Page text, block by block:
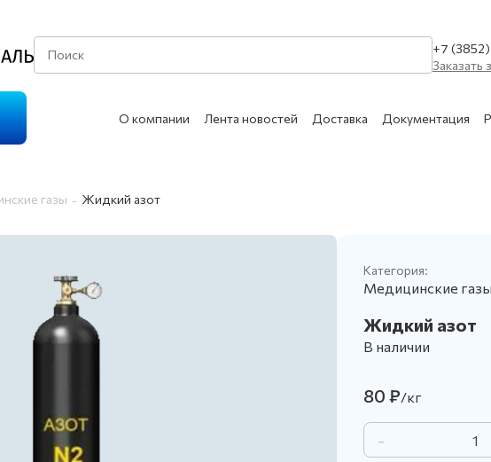
+7
Заказать
МЕДИЦИНСКИЕ
ГАЗОВЫЕ СМЕСИ
Ремонт и
Обслуживание
О компании Лента новостей Доставка Документация
газы Жидкий азот
Категория:
Медицинские
Жидкий азот
В наличии
80 ₽/кг
-